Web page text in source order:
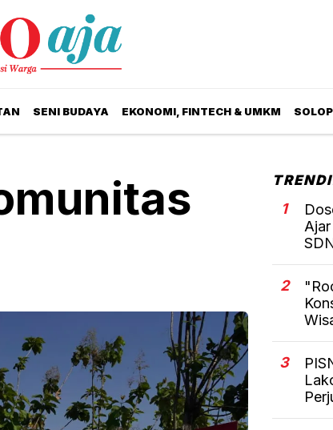
SENI BUDAYA EKONOMI, FINTECH & UMKM
1
2
3